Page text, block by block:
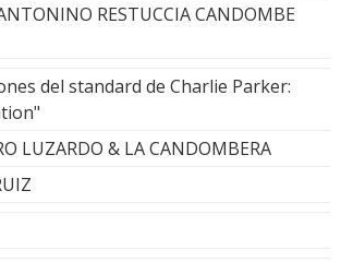
RESTUCCIA CANDOMBE
del standard de Charlie Parker:
LUZARDO & LA CANDOMBERA